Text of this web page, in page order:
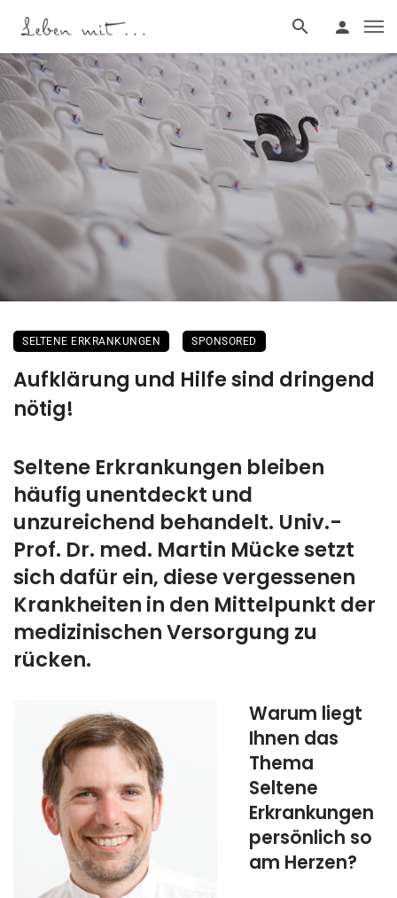
SELTENE ERKRANKUNGEN SPONSORED
Aufklärung und Hilfe sind dringend
nötig!
Seltene Erkrankungen bleiben
häufig unentdeckt und
unzureichend behandelt. Univ.-
Prof. Dr. med. Martin Mücke setzt
sich dafür ein, diese vergessenen
Krankheiten in den Mittelpunkt der
medizinischen Versorgung zu
rücken.
Warum liegt
Ihnen das
Thema
Seltene
Erkrankungen
persönlich so
am Herzen?